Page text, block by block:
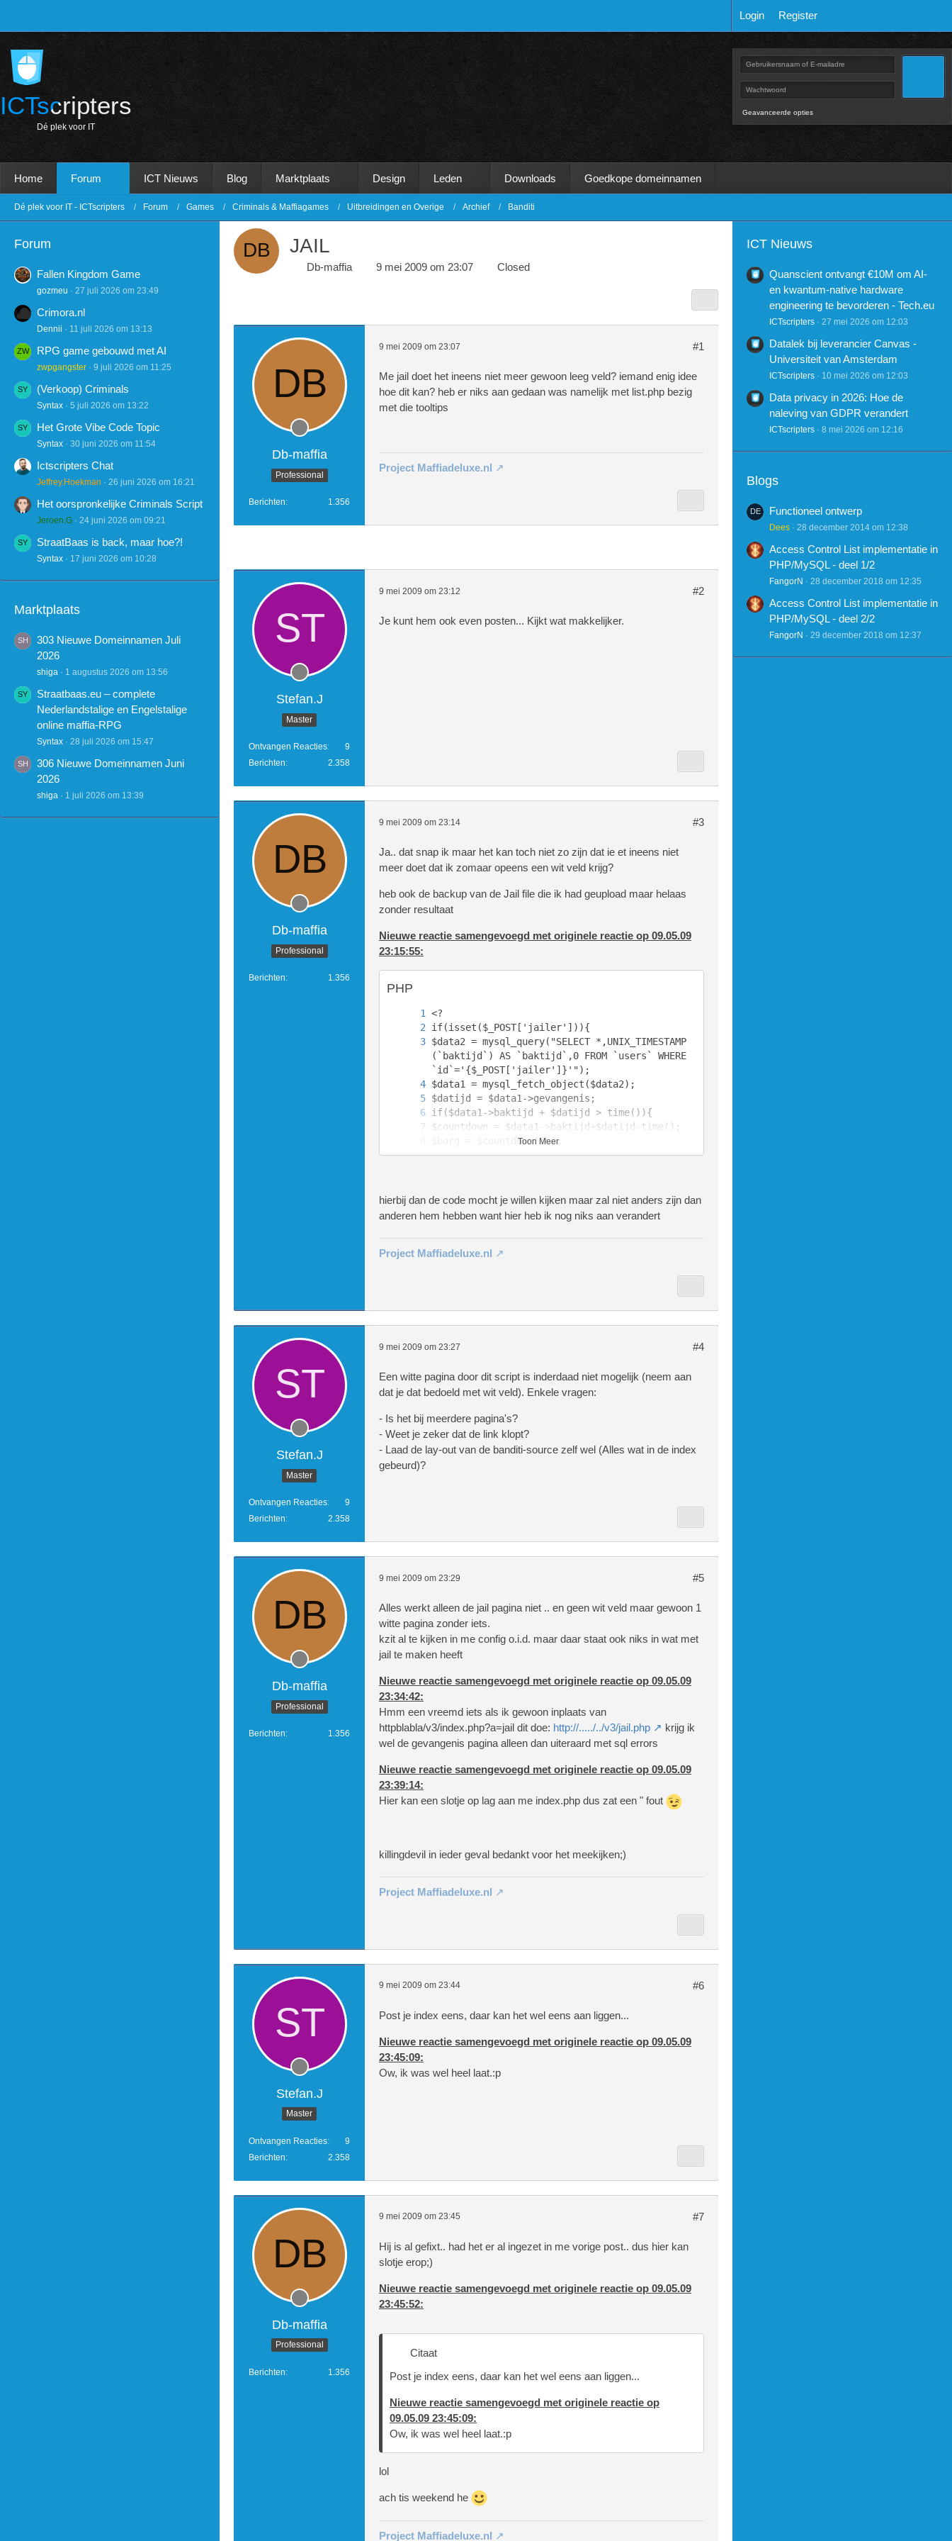
Login Register
ICTscripters
Dé p e k voor T
Geavanceerde opties
Home Forum ICT Nieuws Blog Marktplaats Design Leden Downloads Goedkope domeinnamen
Dé plek voor IT - ICTscripters Forum Games Criminals & Maffiagames Uitbreidingen en Overige Archief Banditi
Forum
Fallen Kingdom Game
gozmeu 27 juli 2026 om 23:49
Crimora.nl
Dennii 11 juli 2026 om 13:13
RPG game gebouwd met AI
zwpgangster 9 juli 2026 om 11:25
(Verkoop) Criminals
Syntax 5 juli 2026 om 13:22
Het Grote Vibe Code Topic
Syntax 30 juni 2026 om 11:54
Ictscripters Chat
Jeffrey.Hoekman 26 juni 2026 om 16:21
Het oorspronkelijke Criminals Script
Jeroen.G 24 juni 2026 om 09:21
StraatBaas is back, maar hoe?!
Syntax 17 juni 2026 om 10:28
Marktplaats
303 Nieuwe Domeinnamen Juli
2026
shiga 1 augustus 2026 om 13:56
Straatbaas.eu – complete
Nederlandstalige en Engelstalige
online maffia-RPG
Syntax 28 juli 2026 om 15:47
306 Nieuwe Domeinnamen Juni
2026
shiga 1 juli 2026 om 13:39
JAIL
Db-maffia 9 mei 2009 om 23:07 Closed
Db-maffia
Professional
Berichten 1.356
9 mei 2009 om 23:07 #1
Me jail doet het ineens niet meer gewoon leeg veld? iemand enig idee
hoe dit kan? heb er niks aan gedaan was namelijk met list.php bezig
met die tooltips
Project Maffiadeluxe.nl
Stefan.J
Master
Ontvangen Reacties
9
Berichten
2.358
9 mei 2009 om 23:12 #2
Je kunt hem ook even posten... Kijkt wat makkelijker.
Db-maffia
Professional
Berichten 1.356
9 mei 2009 om 23:14 #3
Ja.. dat snap ik maar het kan toch niet zo zijn dat ie et ineens niet
meer doet dat ik zomaar opeens een wit veld krijg?
heb ook de backup van de Jail file die ik had geupload maar helaas
zonder resultaat
Nieuwe reactie samengevoegd met originele reactie op 09.05.09
23:15:55:
PHP
$data2 = mysql_query("SELECT *,UNIX_TIMESTAMP
(`baktijd`) AS `baktijd`,0 FROM `users` WHERE
mysql_query("UPDATE `users` SET `gevangenis`
mysql_query("INSERT INTO `messages`(`date`,`to
n','Anoniem','$data->IP','Vrijgekocht!','$data
->login heeft je vrijgekocht voor €$bedrag,- J
e bent nu weer op vrije voeten!','$date
$_SESSION['mission'] = "Betaal borg om jezelf
$data1->login;?></b> is betaald, dit heeft je
&euro;<?echo$borg;?>,- gekost.
                            <a href="index.ph
p?a=jail" class="msg_ok">Klik hier indien je n
Toon Meer
hierbij dan de code mocht je willen kijken maar zal niet anders zijn dan
anderen hem hebben want hier heb ik nog niks aan verandert
Project Maffiadeluxe.nl
Stefan.J
Master
Ontvangen Reacties
9
Berichten
2.358
9 mei 2009 om 23:27 #4
Een witte pagina door dit script is inderdaad niet mogelijk (neem aan
dat je dat bedoeld met wit veld). Enkele vragen:
- Is het bij meerdere pagina's?
- Weet je zeker dat de link klopt?
- Laad de lay-out van de banditi-source zelf wel (Alles wat in de index
gebeurd)?
Db-maffia
Professional
Berichten 1.356
9 mei 2009 om 23:29 #5
Alles werkt alleen de jail pagina niet .. en geen wit veld maar gewoon 1
witte pagina zonder iets.
kzit al te kijken in me config o.i.d. maar daar staat ook niks in wat met
jail te maken heeft
Nieuwe reactie samengevoegd met originele reactie op 09.05.09
23:34:42:
Hmm een vreemd iets als ik gewoon inplaats van
httpblabla/v3/index.php?a=jail dit doe: http://...../../v3/jail.php
krijg ik
wel de gevangenis pagina alleen dan uiteraard met sql errors
Nieuwe reactie samengevoegd met originele reactie op 09.05.09
23:39:14:
Hier kan een slotje op lag aan me index.php dus zat een " fout
killingdevil in ieder geval bedankt voor het meekijken;)
Project Maffiadeluxe.nl
Stefan.J
Master
Ontvangen Reacties
9
Berichten
2.358
9 mei 2009 om 23:44 #6
Post je index eens, daar kan het wel eens aan liggen...
Nieuwe reactie samengevoegd met originele reactie op 09.05.09
23:45:09:
Ow, ik was wel heel laat.:p
Db-maffia
Professional
Berichten 1.356
9 mei 2009 om 23:45 #7
Hij is al gefixt.. had het er al ingezet in me vorige post.. dus hier kan
slotje erop;)
Nieuwe reactie samengevoegd met originele reactie op 09.05.09
23:45:52:
Citaat
Post je index eens, daar kan het wel eens aan liggen...
Nieuwe reactie samengevoegd met originele reactie op
09.05.09 23:45:09:
Ow, ik was wel heel laat.:p
lol
ach tis weekend he
Project Maffiadeluxe.nl
ICT Nieuws
Quanscient ontvangt €10M om AI-
en kwantum-native hardware
engineering te bevorderen - Tech.eu
ICTscripters 27 mei 2026 om 12:03
Datalek bij leverancier Canvas -
Universiteit van Amsterdam
ICTscripters 10 mei 2026 om 12:03
Data privacy in 2026: Hoe de
naleving van GDPR verandert
ICTscripters 8 mei 2026 om 12:16
Blogs
Functioneel ontwerp
Dees 28 december 2014 om 12:38
Access Control List implementatie in
PHP/MySQL - deel 1/2
FangorN 28 december 2018 om 12:35
Access Control List implementatie in
PHP/MySQL - deel 2/2
FangorN 29 december 2018 om 12:37